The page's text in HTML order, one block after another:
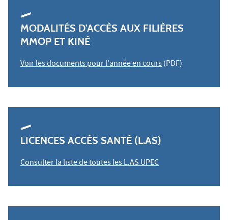
MODALITÉS D'ACCÈS AUX FILIÈRES
MMOP ET KINÉ
Voir les documents pour l'année en cours(PDF)
LICENCES ACCÈS SANTÉ (L.AS)
Consulter la liste de toutes les L.AS UPEC